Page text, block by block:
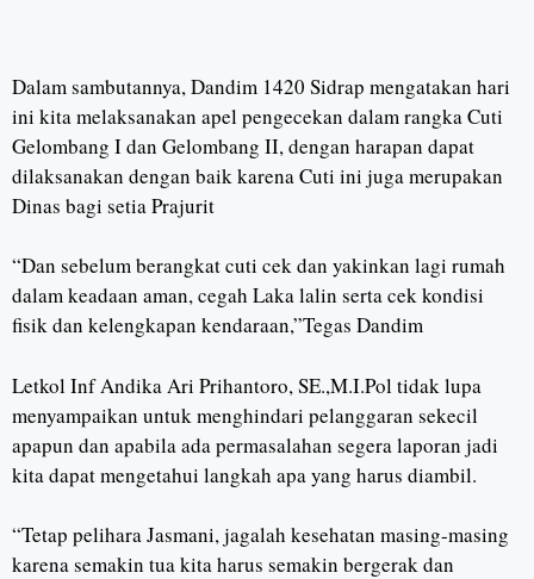
Dalam sambutannya, Dandim 1420 Sidrap mengatakan hari
ini kita melaksanakan apel pengecekan dalam rangka Cuti
Gelombang I dan Gelombang II, dengan harapan dapat
dilaksanakan dengan baik karena Cuti ini juga merupakan
Dinas bagi setia Prajurit
“Dan sebelum berangkat cuti cek dan yakinkan lagi rumah
dalam keadaan aman, cegah Laka lalin serta cek kondisi
fisik dan kelengkapan kendaraan,”Tegas Dandim
Letkol Inf Andika Ari Prihantoro, SE.,M.I.Pol tidak lupa
menyampaikan untuk menghindari pelanggaran sekecil
apapun dan apabila ada permasalahan segera laporan jadi
kita dapat mengetahui langkah apa yang harus diambil.
“Tetap pelihara Jasmani, jagalah kesehatan masing-masing
karena semakin tua kita harus semakin bergerak dan